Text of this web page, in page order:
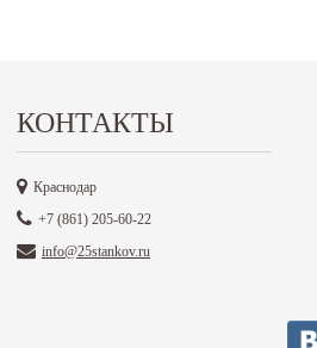
КОНТАКТЫ
Краснодар
+7 (861) 205-60-22
info@25stankov.ru